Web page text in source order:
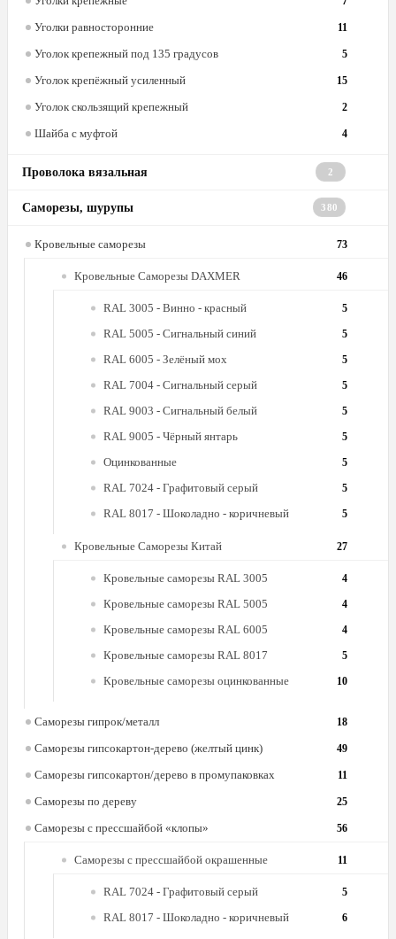
Уголки равносторонние 11
Уголок крепежный под 135 градусов 5
Уголок крепёжный усиленный 15
Уголок скользящий крепежный 2
Шайба с муфтой 4
Проволока вязальная 2
Саморезы, шурупы 380
Кровельные саморезы 73
Кровельные Саморезы DAXMER 46
RAL 3005 - Винно - красный 5
RAL 5005 - Сигнальный синий 5
RAL 6005 - Зелёный мох 5
RAL 7004 - Сигнальный серый 5
RAL 9003 - Сигнальный белый 5
RAL 9005 - Чёрный янтарь 5
Оцинкованные 5
RAL 7024 - Графитовый серый 5
RAL 8017 - Шоколадно - коричневый 5
Кровельные Саморезы Китай 27
Кровельные саморезы RAL 3005 4
Кровельные саморезы RAL 5005 4
Кровельные саморезы RAL 6005 4
Кровельные саморезы RAL 8017 5
Кровельные саморезы оцинкованные 10
Саморезы гипрок/металл 18
Саморезы гипсокартон-дерево (желтый цинк) 49
Саморезы гипсокартон/дерево в промупаковках 11
Саморезы по дереву 25
Саморезы с прессшайбой «клопы» 56
Саморезы с прессшайбой окрашенные 11
RAL 7024 - Графитовый серый 5
RAL 8017 - Шоколадно - коричневый 6